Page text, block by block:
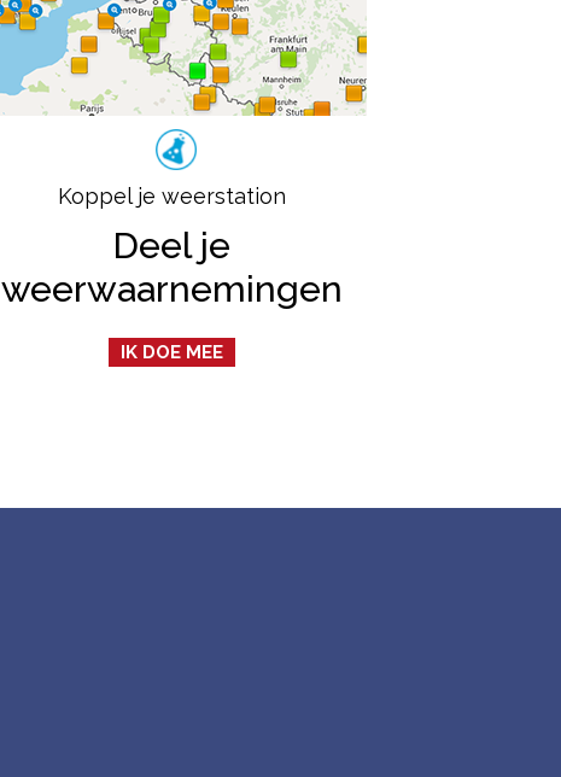
Koppel je weerstation
Deel je
weerwaarnemingen
IK DOE MEE